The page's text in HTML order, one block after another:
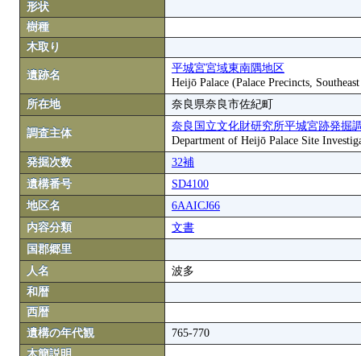
形状
樹種
木取り
遺跡名
平城宮宮域東南隅地区
Heijō Palace (Palace Precincts,
所在地
奈良県奈良市佐紀町
調査主体
奈良国立文化財研究所平城宮跡発掘
Department of Heijō Palace Site
発掘次数
32補
遺構番号
SD4100
地区名
6AAICJ66
内容分類
文書
国郡郷里
人名
波多
和暦
西暦
遺構の年代観
765-770